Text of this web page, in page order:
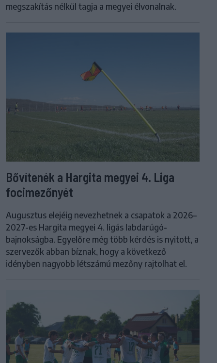
megszakítás nélkül tagja a megyei élvonalnak.
Bővítenék a Hargita megyei 4. Liga
focimezőnyét
Augusztus elejéig nevezhetnek a csapatok a 2026–
2027-es Hargita megyei 4. ligás labdarúgó-
bajnokságba. Egyelőre még több kérdés is nyitott, a
szervezők abban bíznak, hogy a következő
idényben nagyobb létszámú mezőny rajtolhat el.